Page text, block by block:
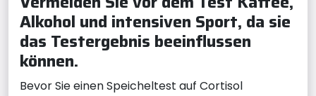
Alkohol und intensiven Sport, da sie
das Testergebnis beeinflussen
können.
Bevor Sie einen Speicheltest auf Cortisol